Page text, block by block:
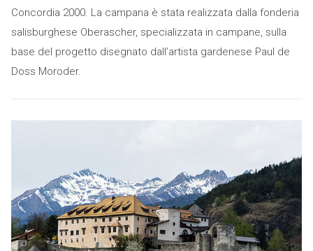
Concordia 2000. La campana è stata realizzata dalla fonderia
salisburghese Oberascher, specializzata in campane, sulla
base del progetto disegnato dall’artista gardenese Paul de
Doss Moroder.